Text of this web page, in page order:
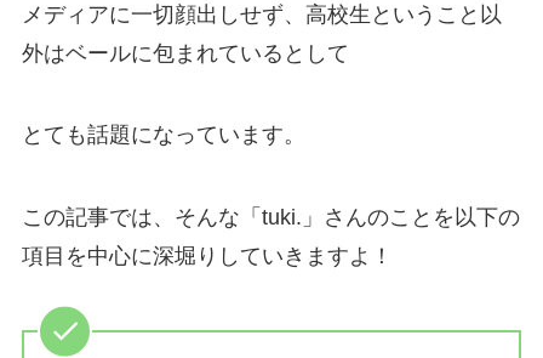
メディアに一切顔出しせず、高校生ということ以
外はベールに包まれているとして
とても話題になっています。
この記事では、そんな「tuki.」さんのことを以下の
項目を中心に深堀りしていきますよ！